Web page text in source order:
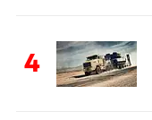
4